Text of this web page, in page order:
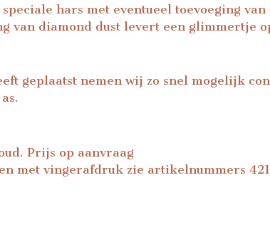
hars met eventueel toevoeging
van diamond dust levert een glimmertje
geplaatst nemen wij zo snel mogelijk
Prijs op aanvraag
met vingerafdruk zie artikelnummers